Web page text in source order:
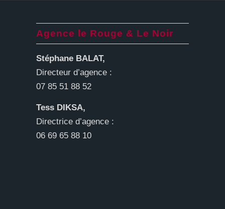
Agence le Rouge & Le Noir
Stéphane BALAT,
Directeur d’agence :
07 85 51 88 52
Tess DIKSA,
Directrice d’agence :
06 69 65 88 10